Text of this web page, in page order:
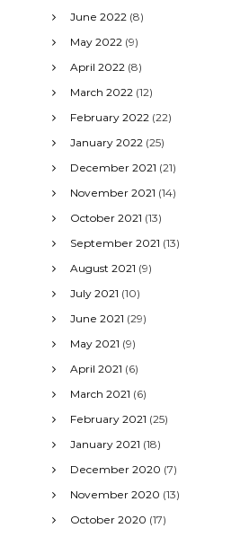
June 2022 (8)
May 2022 (9)
April 2022 (8)
March 2022 (12)
February 2022 (22)
January 2022 (25)
December 2021 (21)
November 2021 (14)
October 2021 (13)
September 2021 (13)
August 2021 (9)
July 2021 (10)
June 2021 (29)
May 2021 (9)
April 2021 (6)
March 2021 (6)
February 2021 (25)
January 2021 (18)
December 2020 (7)
November 2020 (13)
October 2020 (17)